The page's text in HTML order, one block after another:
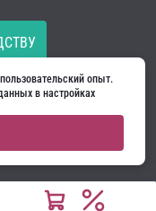
компании
двери
опыт.
в настройках